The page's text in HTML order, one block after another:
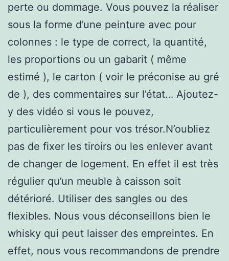
perte ou dommage. Vous pouvez la réaliser
sous la forme d’une peinture avec pour
colonnes : le type de correct, la quantité,
les proportions ou un gabarit ( même
estimé ), le carton ( voir le préconise au gré
de ), des commentaires sur l’état… Ajoutez-
y des vidéo si vous le pouvez,
particulièrement pour vos trésor.N’oubliez
pas de fixer les tiroirs ou les enlever avant
de changer de logement. En effet il est très
régulier qu’un meuble à caisson soit
détérioré. Utiliser des sangles ou des
flexibles. Nous vous déconseillons bien le
whisky qui peut laisser des empreintes. En
effet, nous vous recommandons de prendre